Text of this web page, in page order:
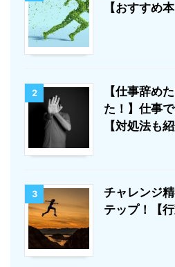
【おすすめ
2
【仕事辞め
た！】仕事
【対処法も紹
3
チャレンジ
テップ！【行